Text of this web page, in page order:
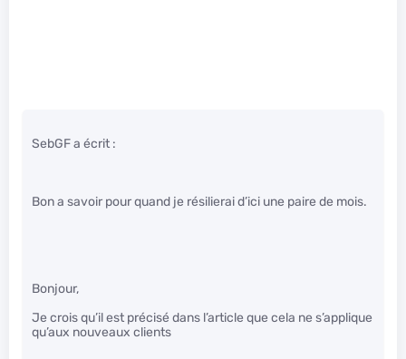
SebGF a écrit :
Bon a savoir pour quand je résilierai d’ici une paire de mois.
Bonjour,
Je crois qu’il est précisé dans l’article que cela ne s’applique
qu’aux nouveaux clients